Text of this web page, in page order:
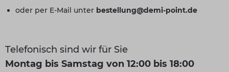
oder per E-Mail unter bestellung@demi-point.de
Telefonisch sind wir für Sie
Montag bis Samstag von 12:00 bis 18:00